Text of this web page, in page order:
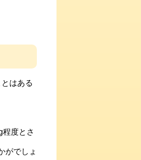
はある
度とさ
がでしょ